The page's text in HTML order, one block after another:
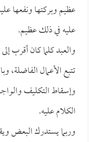
عظيم وبركتها ونفعها
عليه في ذلك عظيم.
والعبد كلما كان أقرب
تتبع الأعمال الفاضلة،
وإسقاط التكليف
الكلام عليه.
وربما يستدرك البعض